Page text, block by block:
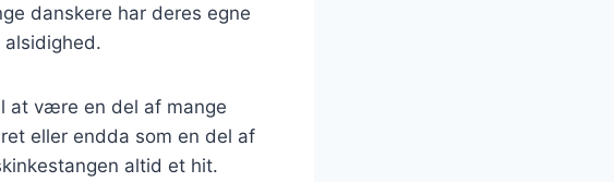
danskere har deres egne
at være en del af mange
eller endda som en del af
altid et hit.